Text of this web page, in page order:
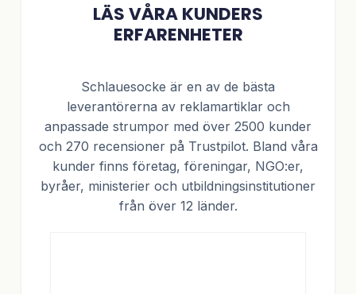
LÄS VÅRA KUNDERS
ERFARENHETER
Schlauesocke är en av de bästa
leverantörerna av reklamartiklar och
anpassade strumpor med över 2500 kunder
och 270 recensioner på Trustpilot. Bland våra
kunder finns företag, föreningar, NGO:er,
byråer, ministerier och utbildningsinstitutioner
från över 12 länder.